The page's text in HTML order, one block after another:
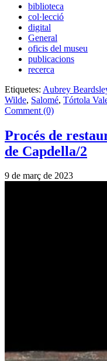
biblioteca
col·lecció
digital
General
oficis del museu
publicacions
recerca
Etiquetes: Aubrey
Wilde, Salomé, Tórtola
Comment (0)
Procés de
de Capdella/2
9 de març de 2023